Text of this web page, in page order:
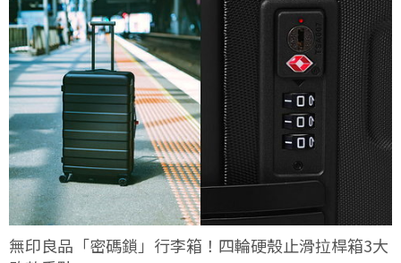
無印良品「密碼鎖」行李箱！四輪硬殼止滑拉桿箱3大